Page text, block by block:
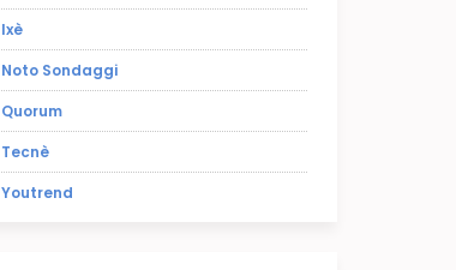
Ixè
Noto Sondaggi
Quorum
Tecnè
Youtrend